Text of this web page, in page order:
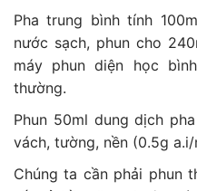
Pha trung bình tính
nước sạch, phun cho
máy phun diện học
thường.
Phun 50ml dung dịch
vách, tường, nền (0.5g a.i/
Chúng ta cần phải phun